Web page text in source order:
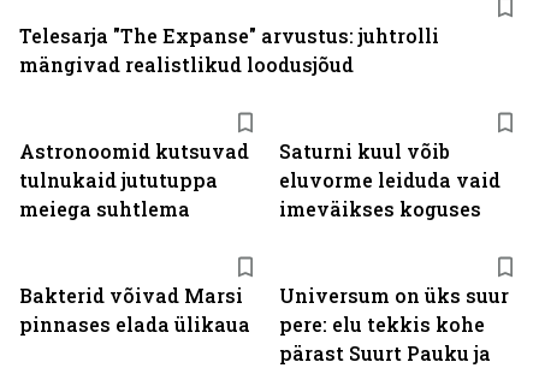
Astronoomid kutsuvad
tulnukaid jututuppa
meiega suhtlema
Saturni kuul võib
eluvorme leiduda vaid
imeväikses koguses
Bakterid võivad Marsi
pinnases elada ülikaua
Universum on üks suur
pere: elu tekkis kohe
pärast Suurt Pauku ja
Telesarja "The Expanse" arvustus: juhtrolli
mängivad realistlikud loodusjõud